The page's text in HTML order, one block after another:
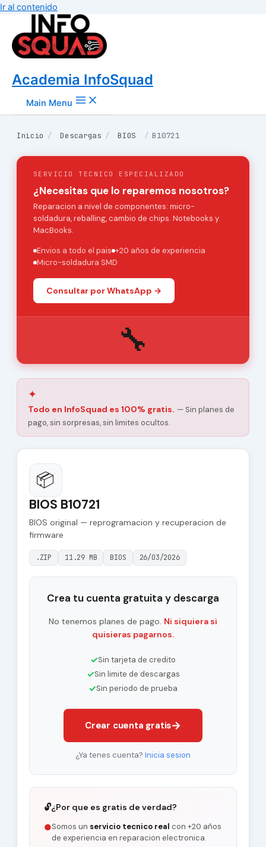
Ir al contenido
Academia InfoSquad
Main Menu
Inicio / Descargas / BIOS / B10721
SERVICIO TECNICO ESPECIALIZADO
¿Necesitas que lo reparemos nosotros?
Reparacion a nivel de componentes: micro-
soldadura, reballing, cambio de chips. Notebooks y
MacBooks.
Envios a todo el pais +20 años de experiencia
Micro-soldadura SMD
Consultar por WhatsApp →
🔧
✦
Todo en InfoSquad es 100% gratis. — Sin planes de
pago, sin sorpresas, sin limites ocultos.
📦
BIOS B10721
BIOS original — reprogramacion y recuperacion de
firmware
.ZIP 11.29 MB BIOS 26/03/2026
Crea tu cuenta gratuita y descarga
No tenemos planes de pago. Ni siquiera si
quisieras pagarnos.
✓Sin tarjeta de credito
✓Sin limite de descargas
✓Sin periodo de prueba
Crear cuenta gratis→
¿Ya tenes cuenta? Inicia sesion
🔓¿Por que es gratis de verdad?
●Somos un servicio tecnico real con +20 años
de experiencia en reparacion electronica.